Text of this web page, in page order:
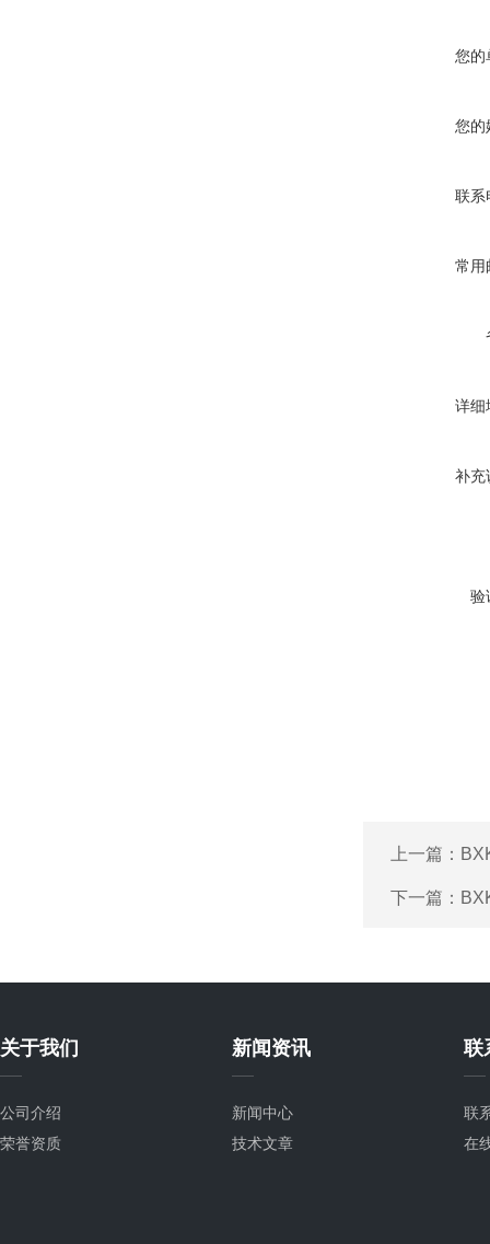
您的
您的
联系
常用
详细
补充
验
上一篇：
下一篇：
关于我们
公司介绍
荣誉资质
新闻资讯
新闻中心
技术文章
联
联
在